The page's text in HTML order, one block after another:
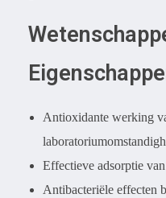
Antioxidante werking
Effectieve adsorptie
Antibacteriële effecten